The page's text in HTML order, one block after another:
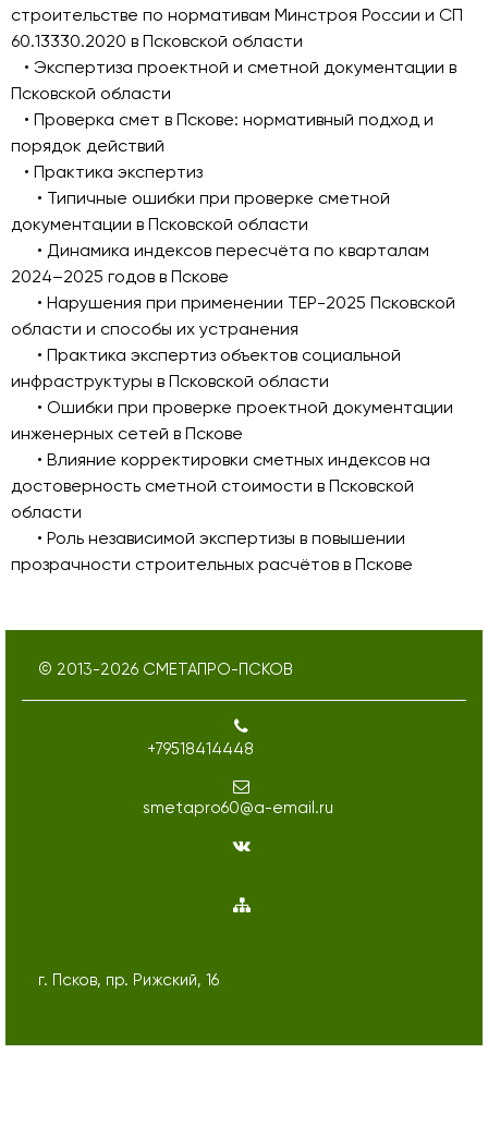
строительстве по нормативам Минстроя России и СП
60.13330.2020 в Псковской области
• Экспертиза проектной и сметной документации в
Псковской области
• Проверка смет в Пскове: нормативный подход и
порядок действий
• Практика экспертиз
• Типичные ошибки при проверке сметной
документации в Псковской области
• Динамика индексов пересчёта по кварталам
2024–2025 годов в Пскове
• Нарушения при применении ТЕР-2025 Псковской
области и способы их устранения
• Практика экспертиз объектов социальной
инфраструктуры в Псковской области
• Ошибки при проверке проектной документации
инженерных сетей в Пскове
• Влияние корректировки сметных индексов на
достоверность сметной стоимости в Псковской
области
• Роль независимой экспертизы в повышении
прозрачности строительных расчётов в Пскове
© 2013-2026 СМЕТАПРО-ПСКОВ
+79518414448
smetapro60@a-email.ru
г. Псков, пр. Рижский, 16